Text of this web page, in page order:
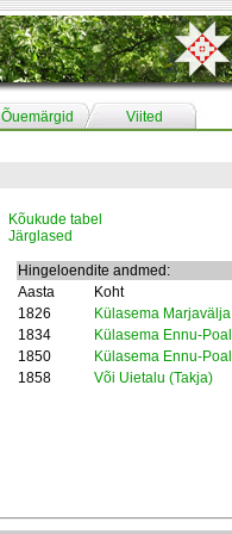
Õuemärgid Viited
Kõukude tabel
Järglased
Hingeloendite andmed:
Aasta
Koht
1826
Külasema Marjavälja
1834
Külasema Ennu-
1850
Külasema Ennu-
1858
Või Uietalu (Takja)